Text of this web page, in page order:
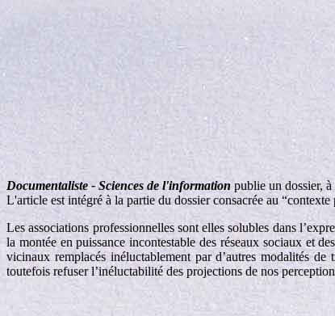
Documentaliste - Sciences de l'informationpublie un dossier,
L'article est intégré à la partie du dossier consacrée au
Les associations professionnelles sont elles solubles dans
la montée en puissance incontestable des réseaux sociaux et
vicinaux remplacés inéluctablement par d’autres modalités
toutefois refuser l’inéluctabilité des projections de nos